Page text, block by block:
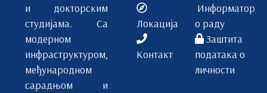
и докторским
студијама. Са
модерном
инфраструктуром,
међународном
сарадњом и
Локација
Контакт
Информатор
о раду
Заштита
података о
личности